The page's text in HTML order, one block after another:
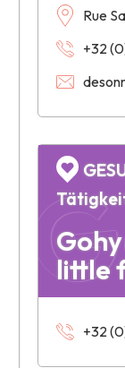
Rue
+32
little
+32